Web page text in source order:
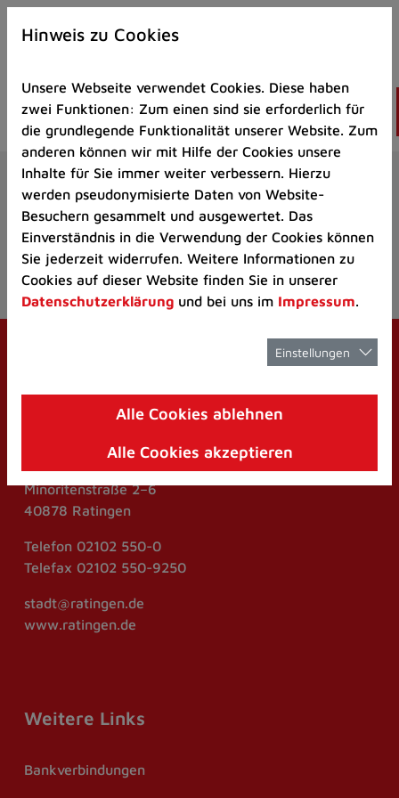
Zur
Startseite
Zum
Seitenanfang
springen
(Schnelltaste
A)
Zur
Navigation/Menü
springen
(Schnelltaste
M)
Zur
8)
Aktuelles Veranstaltungskalender
Oops, an error occurred! Request: 5ce5c1882a4c8
Stadt Ratingen
Minoritenstraße 2–6
40878 Ratingen
Telefon 02102 550-0
Telefax 02102 550-9250
stadt@ratingen.de
www.ratingen.de
Weitere Links
Bankverbindungen
Hinweis zu Cookies
Unsere Webseite verwendet Cookies. Diese haben
zwei Funktionen: Zum einen sind sie erforderlich für
die grundlegende Funktionalität unserer Website. Zum
anderen können wir mit Hilfe der Cookies unsere
Inhalte für Sie immer weiter verbessern. Hierzu
werden pseudonymisierte Daten von Website-
Besuchern gesammelt und ausgewertet. Das
Einverständnis in die Verwendung der Cookies können
Sie jederzeit widerrufen. Weitere Informationen zu
Cookies auf dieser Website finden Sie in unserer
Datenschutzerklärung und bei uns im Impressum.
Einstellungen
Alle Cookies ablehnen
Alle Cookies akzeptieren